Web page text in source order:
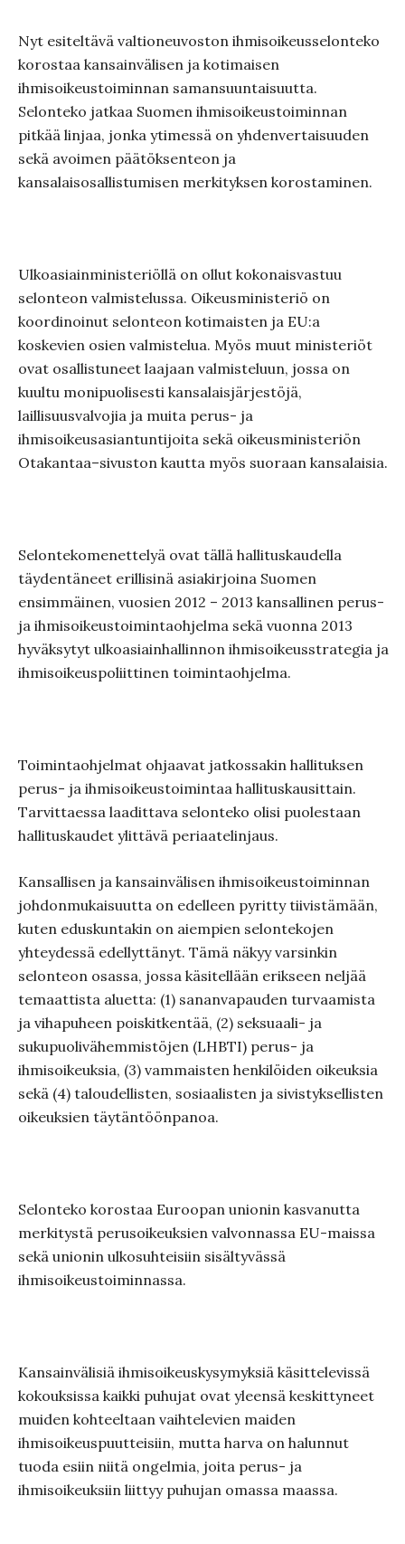
Nyt esiteltävä valtioneuvoston ihmisoikeusselonteko
korostaa kansainvälisen ja kotimaisen
ihmisoikeustoiminnan samansuuntaisuutta.
Selonteko jatkaa Suomen ihmisoikeustoiminnan
pitkää linjaa, jonka ytimessä on yhdenvertaisuuden
sekä avoimen päätöksenteon ja
kansalaisosallistumisen merkityksen korostaminen.
Ulkoasiainministeriöllä on ollut kokonaisvastuu
selonteon valmistelussa. Oikeusministeriö on
koordinoinut selonteon kotimaisten ja EU:a
koskevien osien valmistelua. Myös muut ministeriöt
ovat osallistuneet laajaan valmisteluun, jossa on
kuultu monipuolisesti kansalaisjärjestöjä,
laillisuusvalvojia ja muita perus- ja
ihmisoikeusasiantuntijoita sekä oikeusministeriön
Otakantaa–sivuston kautta myös suoraan kansalaisia.
Selontekomenettelyä ovat tällä hallituskaudella
täydentäneet erillisinä asiakirjoina Suomen
ensimmäinen, vuosien 2012 – 2013 kansallinen perus-
ja ihmisoikeustoimintaohjelma sekä vuonna 2013
hyväksytyt ulkoasiainhallinnon ihmisoikeusstrategia ja
ihmisoikeuspoliittinen toimintaohjelma.
Toimintaohjelmat ohjaavat jatkossakin hallituksen
perus- ja ihmisoikeustoimintaa hallituskausittain.
Tarvittaessa laadittava selonteko olisi puolestaan
hallituskaudet ylittävä periaatelinjaus.
Kansallisen ja kansainvälisen ihmisoikeustoiminnan
johdonmukaisuutta on edelleen pyritty tiivistämään,
kuten eduskuntakin on aiempien selontekojen
yhteydessä edellyttänyt. Tämä näkyy varsinkin
selonteon osassa, jossa käsitellään erikseen neljää
temaattista aluetta: (1) sananvapauden turvaamista
ja vihapuheen poiskitkentää, (2) seksuaali- ja
sukupuolivähemmistöjen (LHBTI) perus- ja
ihmisoikeuksia, (3) vammaisten henkilöiden oikeuksia
sekä (4) taloudellisten, sosiaalisten ja sivistyksellisten
oikeuksien täytäntöönpanoa.
Selonteko korostaa Euroopan unionin kasvanutta
merkitystä perusoikeuksien valvonnassa EU-maissa
sekä unionin ulkosuhteisiin sisältyvässä
ihmisoikeustoiminnassa.
Kansainvälisiä ihmisoikeuskysymyksiä käsittelevissä
kokouksissa kaikki puhujat ovat yleensä keskittyneet
muiden kohteeltaan vaihtelevien maiden
ihmisoikeuspuutteisiin, mutta harva on halunnut
tuoda esiin niitä ongelmia, joita perus- ja
ihmisoikeuksiin liittyy puhujan omassa maassa.